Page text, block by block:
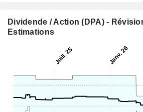
Dividende / Action (DPA) -
Estimations